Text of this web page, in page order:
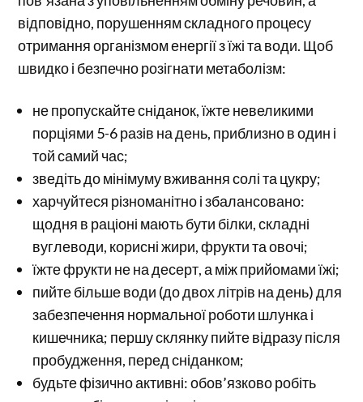
відповідно, порушенням складного процесу
отримання організмом енергії з їжі та води. Щоб
швидко і безпечно розігнати метаболізм:
не пропускайте сніданок, їжте невеликими
порціями 5-6 разів на день, приблизно в один і
той самий час;
зведіть до мінімуму вживання солі та цукру;
харчуйтеся різноманітно і збалансовано:
щодня в раціоні мають бути білки, складні
вуглеводи, корисні жири, фрукти та овочі;
їжте фрукти не на десерт, а між прийомами їжі;
пийте більше води (до двох літрів на день) для
забезпечення нормальної роботи шлунка і
кишечника; першу склянку пийте відразу після
пробудження, перед сніданком;
будьте фізично активні: обов’язково робіть